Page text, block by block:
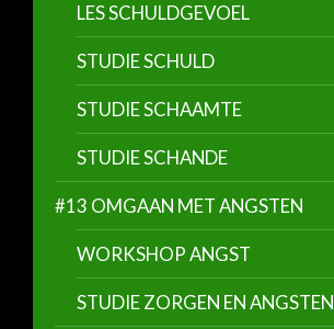
LES SCHULDGEVOEL
STUDIE SCHULD
STUDIE SCHAAMTE
STUDIE SCHANDE
#13 OMGAAN MET ANGSTEN
WORKSHOP ANGST
STUDIE ZORGEN EN ANGSTEN